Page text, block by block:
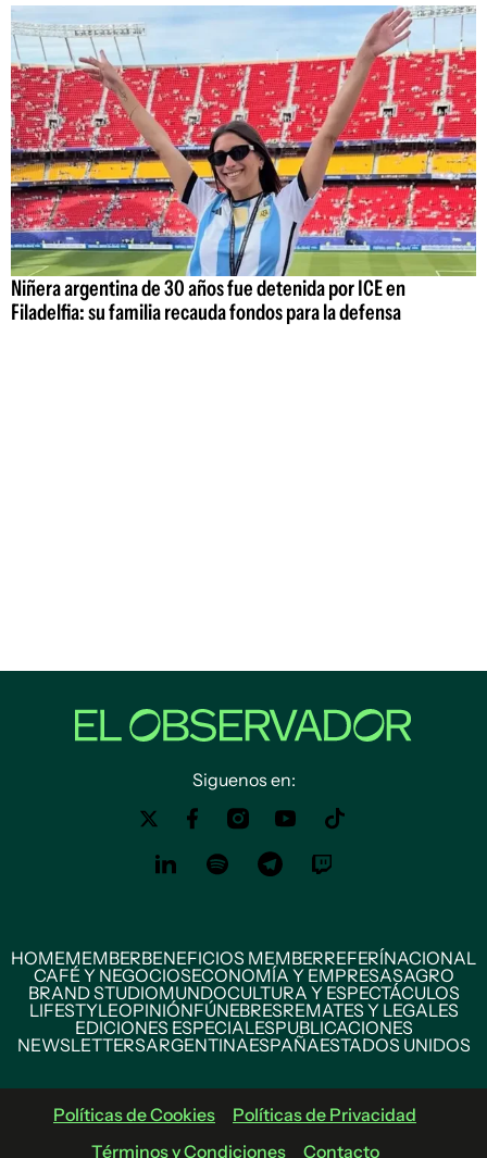
Niñera argentina de 30 años fue detenida por ICE en
Filadelfia: su familia recauda fondos para la defensa
Siguenos en:
HOMEMEMBERBENEFICIOS MEMBERREFERÍNACIONAL
CAFÉ Y NEGOCIOSECONOMÍA Y EMPRESASAGRO
BRAND STUDIOMUNDOCULTURA Y ESPECTÁCULOS
LIFESTYLEOPINIÓNFÚNEBRESREMATES Y LEGALES
EDICIONES ESPECIALESPUBLICACIONES
NEWSLETTERSARGENTINAESPAÑAESTADOS UNIDOS
Políticas de Cookies
Políticas de Privacidad
Términos y Condiciones
Contacto